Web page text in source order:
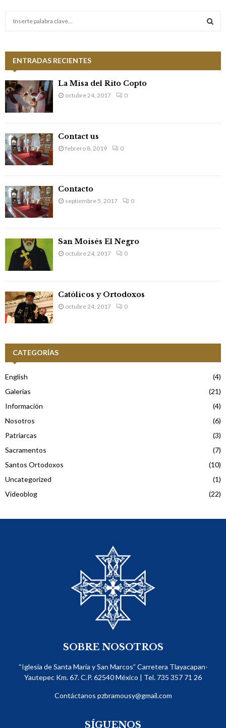
n
d
e
e
n
t
a
d
h
f
o
r
:
ENTRADAS RECIENTES
La Misa del Rito Copto
octubre 24, 2017 0
Contact us
febrero 8, 2019 0
Contacto
septiembre 5, 2017 0
San Moisés El Negro
octubre 24, 2017 0
Católicos y Ortodoxos
octubre 24, 2017 0
CATEGORÍAS
English
(4)
Galerias
(21)
Información
(4)
Nosotros
(6)
Patriarcas
(3)
Sacramentos
(7)
Santos Ortodoxos
(10)
Uncategorized
(1)
Videoblog
(22)
SOBRE NOSOTROS
“Iglesia de Santa María y San Marcos” Carretera Tlayacapan-
Yautepec Km. 67. C.P. 62540​ México | Tel. 735 357 71 26
Contáctanos pzbramousy@gmail.com
SÍGUENOS